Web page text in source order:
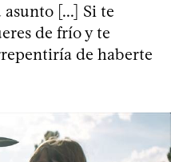
asunto [...] Si te
de frío y te
de haberte